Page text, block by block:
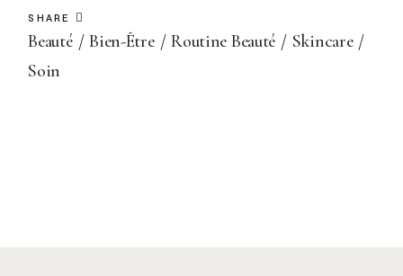
SHARE
Beauté Bien-Être Routine Beauté
Skincare
Soin